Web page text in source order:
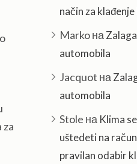
za
način za
Markoна
automobila
Jacquot на
automobila
Stole на Klima
uštedeti na
pravilan odabir